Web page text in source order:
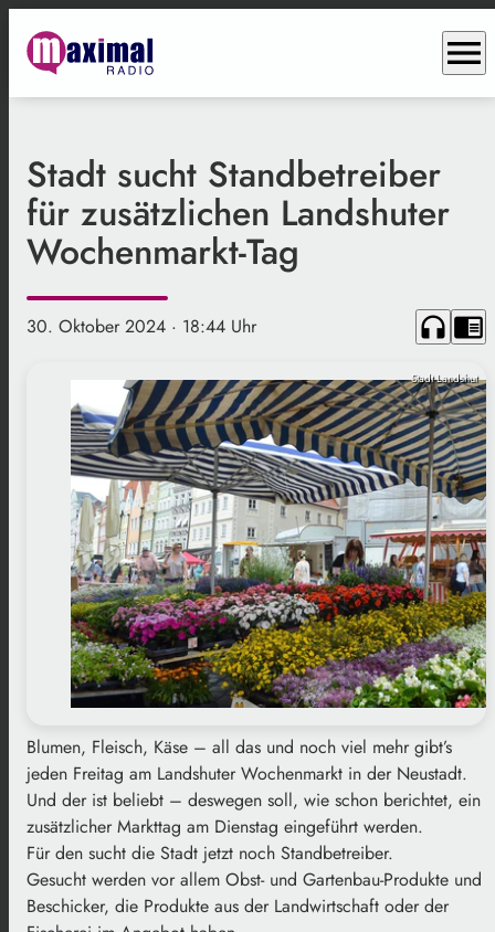
menu
Stadt sucht Standbetreiber
für zusätzlichen Landshuter
Wochenmarkt-Tag
30. Oktober 2024 · 18:44 Uhr headphones chrome_reader_mode
Stadt Landshut
Blumen, Fleisch, Käse – all das und noch viel mehr gibt’s
jeden Freitag am Landshuter Wochenmarkt in der Neustadt.
Und der ist beliebt – deswegen soll, wie schon berichtet, ein
zusätzlicher Markttag am Dienstag eingeführt werden.
Für den sucht die Stadt jetzt noch Standbetreiber.
Gesucht werden vor allem Obst- und Gartenbau-Produkte und
Beschicker, die Produkte aus der Landwirtschaft oder der